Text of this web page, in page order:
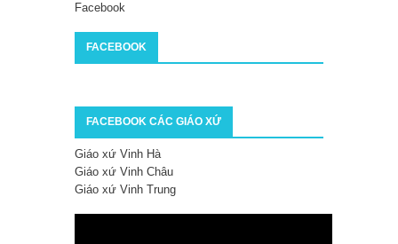
Facebook
FACEBOOK
FACEBOOK CÁC GIÁO XỨ
Giáo xứ Vinh Hà
Giáo xứ Vinh Châu
Giáo xứ Vinh Trung